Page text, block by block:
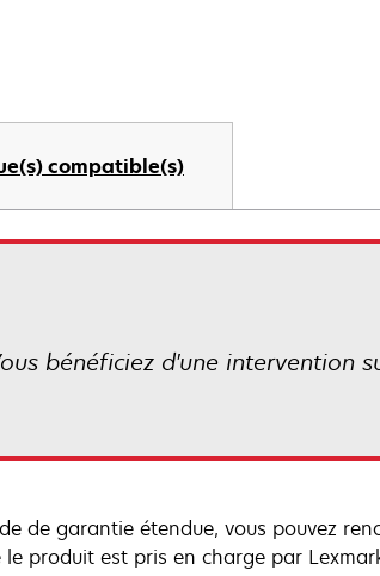
compatible(s)
bénéficiez d'une intervention
de garantie étendue, vous pouvez
produit est pris en charge par